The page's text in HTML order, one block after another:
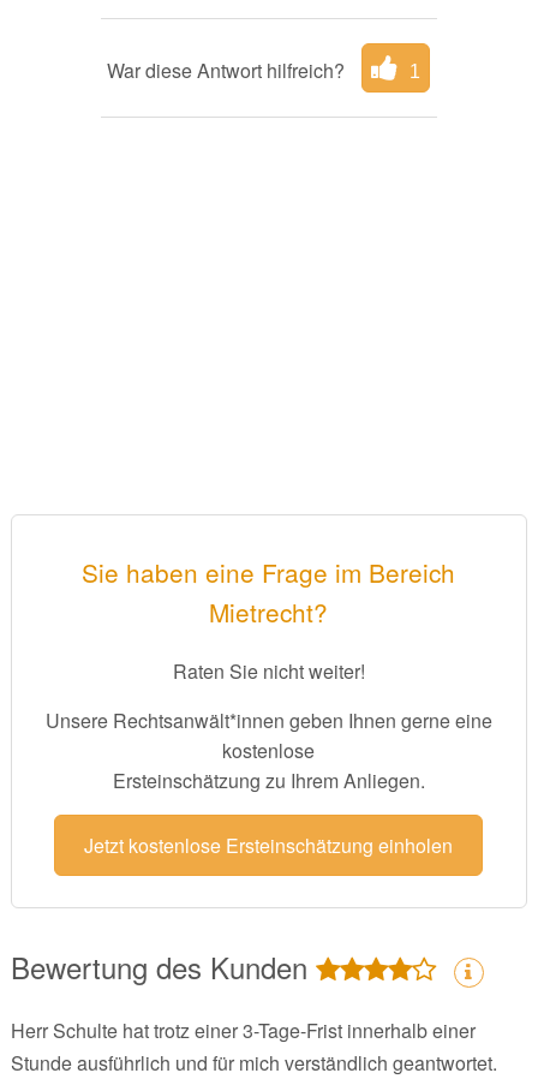
War diese Antwort hilfreich? 1
Sie haben eine Frage im Bereich
Mietrecht?
Raten Sie nicht weiter!
Unsere Rechtsanwält*innen geben Ihnen gerne eine
kostenlose
Ersteinschätzung zu Ihrem Anliegen.
Jetzt kostenlose Ersteinschätzung einholen
Bewertung des Kunden
Herr Schulte hat trotz einer 3-Tage-Frist innerhalb einer
Stunde ausführlich und für mich verständlich geantwortet.